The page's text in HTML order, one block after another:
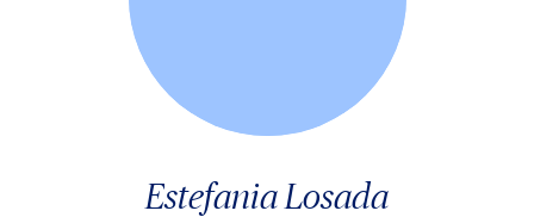
Estefania Losada